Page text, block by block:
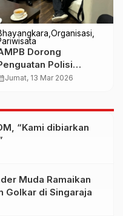
Organisasi
Dorong
Polisi
Audiensi
Asing
Jumat, 13 Mar 2026
“Kami dibiarkan
Muda Ramaikan
Golkar di Singaraja